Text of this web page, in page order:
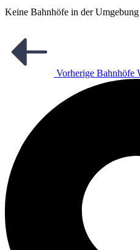
Keine Bahnhöfe in der Umgebung
Vorherige Bahnhöfe